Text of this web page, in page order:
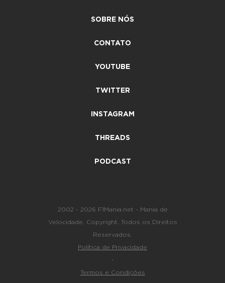
SOBRE NÓS
CONTATO
YOUTUBE
TWITTER
INSTAGRAM
THREADS
PODCAST
2002 - 2026 F1Mania.net - Mania de
Velocidade. Copyright. Todos os Direitos
Reservados.
Política de Privacidade
-
Termos e Condições